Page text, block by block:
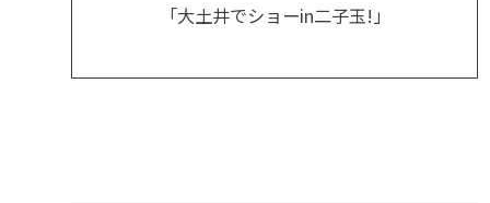
「大土井でショーin二子玉!」